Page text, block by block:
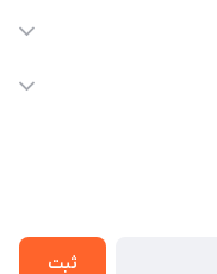
حضوری فقط با
ثبت